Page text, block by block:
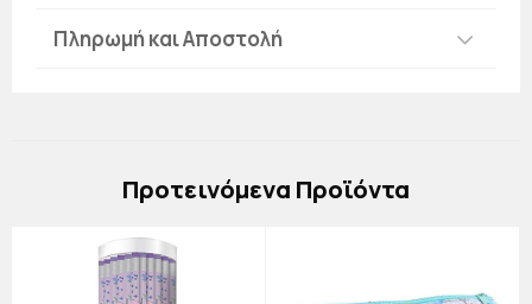
Πληρωμή και Αποστολή
Πρoτεινόμενα Προϊόντα